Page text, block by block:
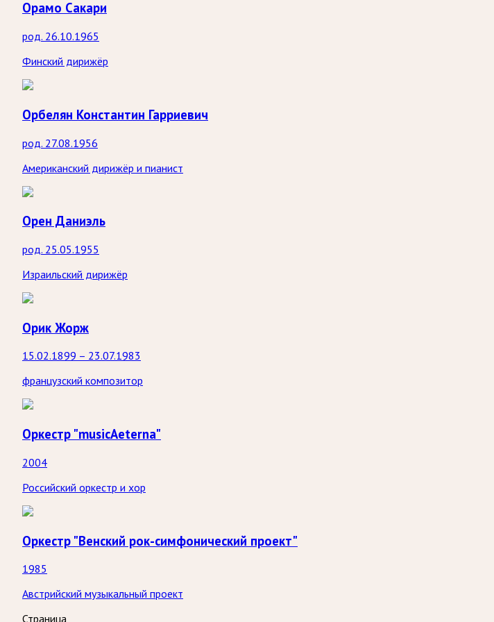
Орамо Сакари
род. 26.10.1965
Финский дирижёр
Орбелян Константин Гарриевич
род. 27.08.1956
Американский дирижёр и пианист
Орен Даниэль
род. 25.05.1955
Израильский дирижёр
Орик Жорж
15.02.1899 – 23.07.1983
французский композитор
Оркестр "musicAeterna"
2004
Российский оркестр и хор
Оркестр "Венский рок-симфонический проект"
1985
Австрийский музыкальный проект
Страница